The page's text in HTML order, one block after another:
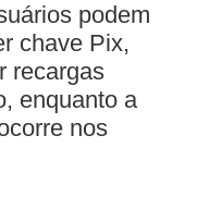
podem
chave Pix,
recargas
enquanto a
nos